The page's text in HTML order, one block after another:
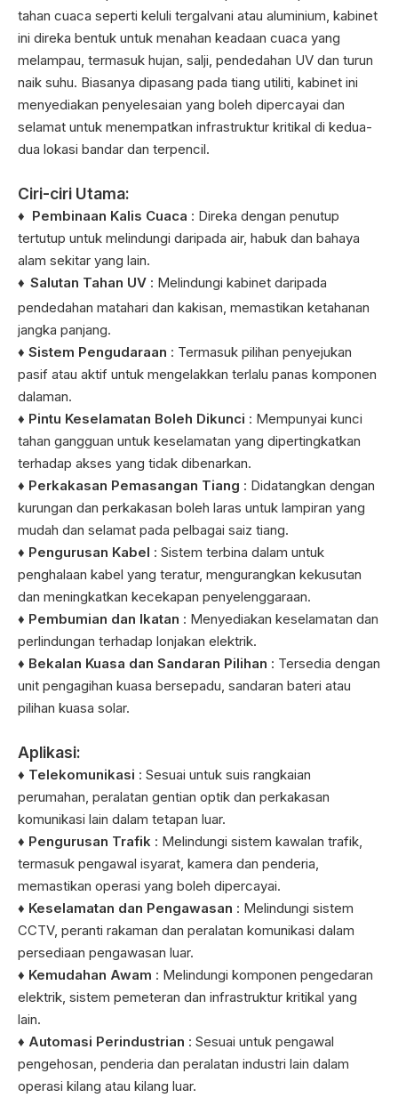
tahan cuaca seperti keluli tergalvani atau aluminium, kabinet
ini direka bentuk untuk menahan keadaan cuaca yang
melampau, termasuk hujan, salji, pendedahan UV dan turun
naik suhu. Biasanya dipasang pada tiang utiliti, kabinet ini
menyediakan penyelesaian yang boleh dipercayai dan
selamat untuk menempatkan infrastruktur kritikal di kedua-
dua lokasi bandar dan terpencil.
Ciri-ciri Utama:
♦ Pembinaan Kalis Cuaca : Direka dengan penutup
tertutup untuk melindungi daripada air, habuk dan bahaya
alam sekitar yang lain.
♦ Salutan Tahan UV : Melindungi kabinet daripada
pendedahan matahari dan kakisan, memastikan ketahanan
jangka panjang.
♦ Sistem Pengudaraan : Termasuk pilihan penyejukan
pasif atau aktif untuk mengelakkan terlalu panas komponen
dalaman.
♦ Pintu Keselamatan Boleh Dikunci : Mempunyai kunci
tahan gangguan untuk keselamatan yang dipertingkatkan
terhadap akses yang tidak dibenarkan.
♦ Perkakasan Pemasangan Tiang : Didatangkan dengan
kurungan dan perkakasan boleh laras untuk lampiran yang
mudah dan selamat pada pelbagai saiz tiang.
♦ Pengurusan Kabel : Sistem terbina dalam untuk
penghalaan kabel yang teratur, mengurangkan kekusutan
dan meningkatkan kecekapan penyelenggaraan.
♦ Pembumian dan Ikatan : Menyediakan keselamatan dan
perlindungan terhadap lonjakan elektrik.
♦ Bekalan Kuasa dan Sandaran Pilihan : Tersedia dengan
unit pengagihan kuasa bersepadu, sandaran bateri atau
pilihan kuasa solar.
Aplikasi:
♦ Telekomunikasi : Sesuai untuk suis rangkaian
perumahan, peralatan gentian optik dan perkakasan
komunikasi lain dalam tetapan luar.
♦ Pengurusan Trafik : Melindungi sistem kawalan trafik,
termasuk pengawal isyarat, kamera dan penderia,
memastikan operasi yang boleh dipercayai.
♦ Keselamatan dan Pengawasan : Melindungi sistem
CCTV, peranti rakaman dan peralatan komunikasi dalam
persediaan pengawasan luar.
♦ Kemudahan Awam : Melindungi komponen pengedaran
elektrik, sistem pemeteran dan infrastruktur kritikal yang
lain.
♦ Automasi Perindustrian : Sesuai untuk pengawal
pengehosan, penderia dan peralatan industri lain dalam
operasi kilang atau kilang luar.